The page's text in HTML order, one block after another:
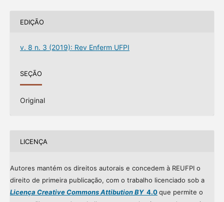
EDIÇÃO
v. 8 n. 3 (2019): Rev Enferm UFPI
SEÇÃO
Original
LICENÇA
Autores mantém os direitos autorais e concedem à REUFPI o
direito de primeira publicação, com o trabalho licenciado sob a
Licença Creative Commons Attibution BY4.0que permite o